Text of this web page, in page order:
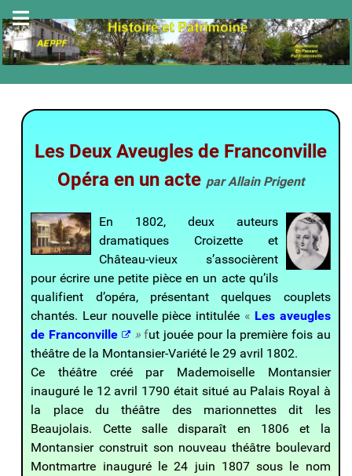
Les Deux Aveugles de Franconville
Opéra en un acte par Allain Prigent
En 1802, deux auteurs
dramatiques Croizette et
Château-vieux s’associèrent
pour écrire une petite pièce en un acte qu’ils
qualifient d’opéra, présentant quelques couplets
chantés. Leur nouvelle pièce intitulée« Les aveugles
de Franconville
»fut jouée pour la première fois au
théâtre de la Montansier-Variété le 29 avril 1802.
Ce théâtre créé par Mademoiselle Montansier
inauguré le 12 avril 1790 était situé au Palais Royal à
la place du théâtre des marionnettes dit les
Beaujolais. Cette salle disparaît en 1806 et la
Montansier construit son nouveau théâtre boulevard
Montmartre inauguré le 24 juin 1807 sous le nom